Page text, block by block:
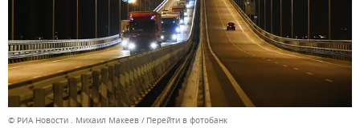
© РИА Новости . Михаил Макеев Перейти в фотобанк